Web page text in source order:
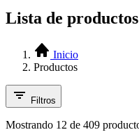
Lista de productos
Inicio
Productos
Filtros
Mostrando 12 de 409